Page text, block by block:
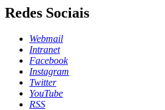
Redes Sociais
Webmail
Intranet
Facebook
Instagram
Twitter
YouTube
RSS